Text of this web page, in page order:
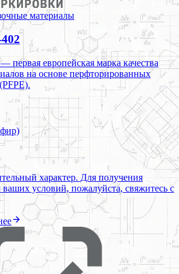
материалы
первая европейская марка качества
на основе перфторированных
характер. Для получения
условий, пожалуйста, свяжитесь с